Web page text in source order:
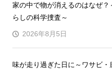
家の中で物が消えるのはなぜ
らしの科学捜査～
2026年8月5日
味が走り過ぎた日に～ワサビ・